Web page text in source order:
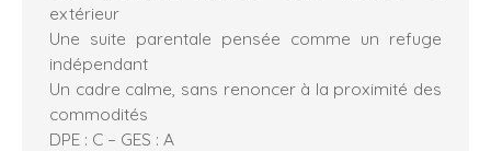
extérieur
Une suite parentale pensée comme un refuge
indépendant
Un cadre calme, sans renoncer à la proximité des
commodités
DPE : C – GES : A